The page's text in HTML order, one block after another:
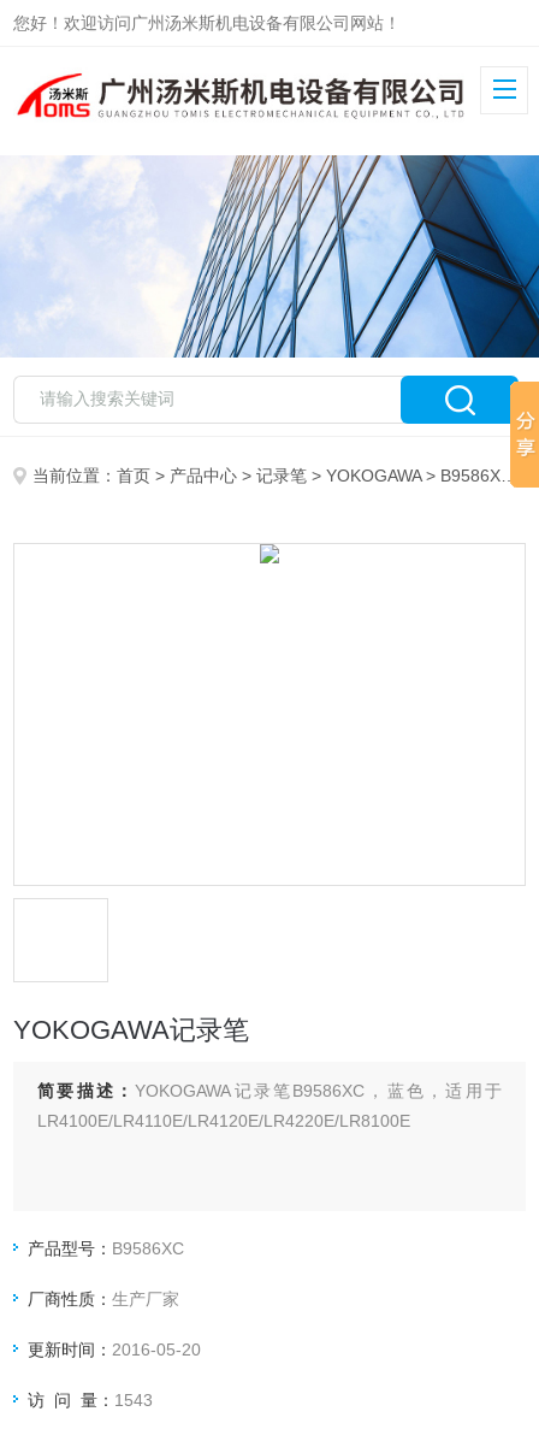
您好！欢迎访问广州汤米斯机电设备有限公司网站！
当前位置：首页 > 产品中心 >记录笔 >YOKOGAWA> B9586XCYOKOGAWA记录笔
YOKOGAWA记录笔
简要描述：YOKOGAWA记录笔B9586XC，蓝色，适用于
LR4100E/LR4110E/LR4120E/LR4220E/LR8100E
产品型号： B9586XC
厂商性质：生产厂家
更新时间： 2016-05-20
访 问 量： 1543